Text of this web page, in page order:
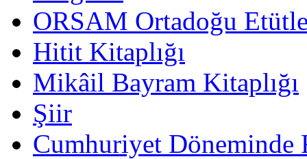
ORSAM Ortadoğu
Hitit Kitaplığı
Mikâil Bayram Kitaplığı
Şiir
Cumhuriyet Döneminde